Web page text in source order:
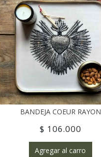
BANDEJA COEUR RAYON
$ 106.000
Agregar al carro